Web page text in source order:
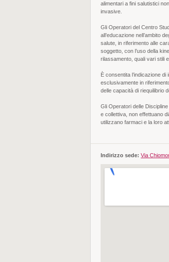
alimentari a fini salutistici
invasive.
Gli Operatori del Centro
all’educazione nell’ambito
salute, in riferimento alle
soggetto, con l’uso della
rilassamento, quali vari stili
È consentita l’indicazione
esclusivamente in
delle capacità di riequilibrio
Gli Operatori delle
e collettiva, non effettuano
utilizzano farmaci e la loro
Indirizzo sede: Via